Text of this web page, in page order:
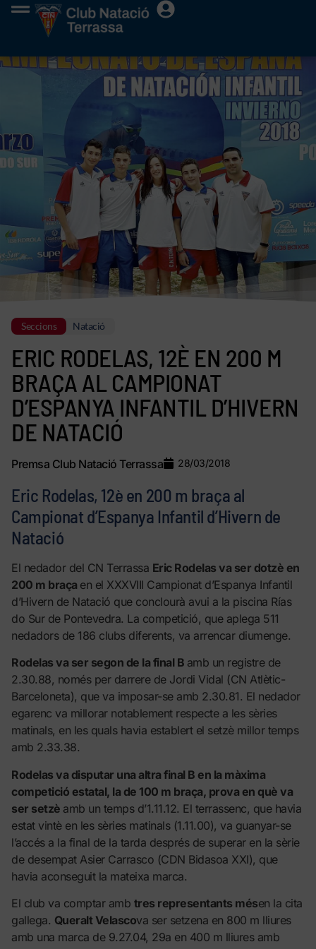
Seccions Natació
ERIC RODELAS, 12È EN 200 M
BRAÇA AL CAMPIONAT
D’ESPANYA INFANTIL D’HIVERN
DE NATACIÓ
Premsa Club Natació Terrassa 28/03/2018
Eric Rodelas, 12è en 200 m braça al
Campionat d’Espanya Infantil d’Hivern de
Natació
El nedador del CN Terrassa Eric Rodelas va ser dotzè en
200 m braça en el XXXVIII Campionat d’Espanya Infantil
d’Hivern de Natació que conclourà avui a la piscina Rías
do Sur de Pontevedra. La competició, que aplega 511
nedadors de 186 clubs diferents, va arrencar diumenge.
Rodelas va ser segon de la final B amb un registre de
2.30.88, només per darrere de Jordi Vidal (CN Atlètic-
Barceloneta), que va imposar-se amb 2.30.81. El nedador
egarenc va millorar notablement respecte a les sèries
matinals, en les quals havia establert el setzè millor temps
amb 2.33.38.
Rodelas va disputar una altra final B en la màxima
competició estatal, la de 100 m braça, prova en què va
ser setzè amb un temps d’1.11.12. El terrassenc, que havia
estat vintè en les sèries matinals (1.11.00), va guanyar-se
l’accés a la final de la tarda després de superar en la sèrie
de desempat Asier Carrasco (CDN Bidasoa XXI), que
havia aconseguit la mateixa marca.
El club va comptar amb tres representants mésen la cita
gallega. Queralt Velascova ser setzena en 800 m lliures
amb una marca de 9.27.04, 29a en 400 m lliures amb